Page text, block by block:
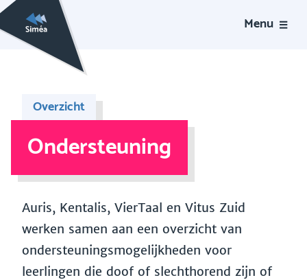
Menu
Overzicht
Ondersteuning
Auris, Kentalis, VierTaal en Vitus Zuid
werken samen aan een overzicht van
ondersteuningsmogelijkheden voor
leerlingen die doof of slechthorend zijn of